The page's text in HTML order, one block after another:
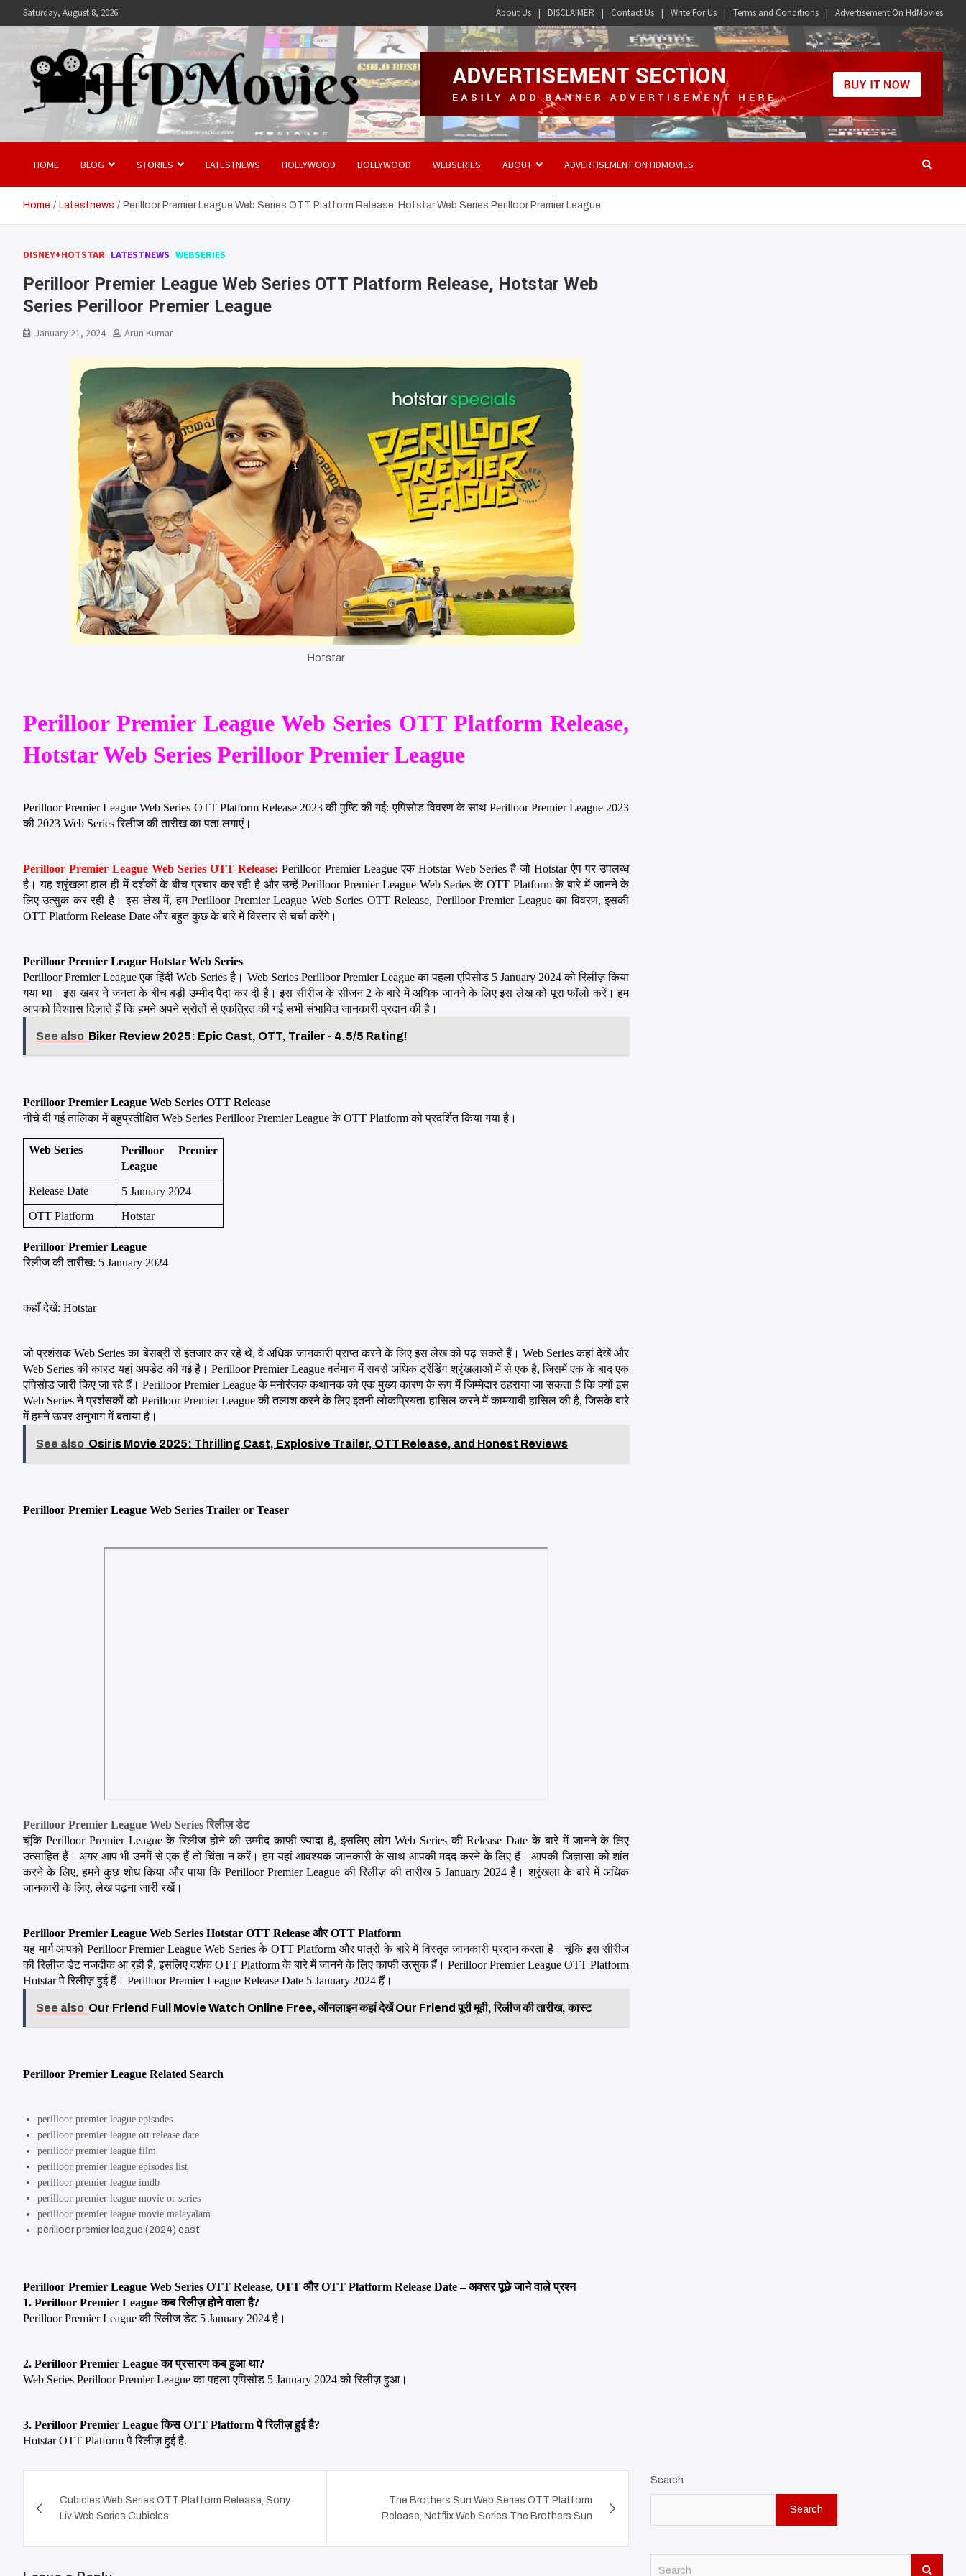
Saturday, August 8, 2026 About Us DISCLAIMER Contact Us Write For Us Terms and Conditions Advertisement On HdMovies
Hdmovies
HOME BLOG STORIES LATESTNEWS HOLLYWOOD BOLLYWOOD WEBSERIES ABOUT ADVERTISEMENT ON HDMOVIES
Home Latestnews Perilloor Premier League Web Series OTT Platform Release, Hotstar Web Series Perilloor Premier League
DISNEY+HOTSTAR LATESTNEWS WEBSERIES
Perilloor Premier League Web Series OTT Platform Release, Hotstar Web
Series Perilloor Premier League
January 21, 2024 Arun Kumar
Hotstar
Perilloor Premier League Web Series OTT Platform Release,
Hotstar Web Series Perilloor Premier League
Perilloor Premier League Web Series OTT Platform Release 2023 की पुष्टि की गई: एपिसोड विवरण के साथ Perilloor Premier League 2023
की 2023 Web Series रिलीज की तारीख का पता लगाएं।
Perilloor Premier League Web Series OTT Release: Perilloor Premier League एक Hotstar Web Series है जो Hotstar ऐप पर उपलब्ध
है। यह श्रृंखला हाल ही में दर्शकों के बीच प्रचार कर रही है और उन्हें Perilloor Premier League Web Series के OTT Platform के बारे में जानने के
लिए उत्सुक कर रही है। इस लेख में, हम Perilloor Premier League Web Series OTT Release, Perilloor Premier League का विवरण, इसकी
OTT Platform Release Date और बहुत कुछ के बारे में विस्तार से चर्चा करेंगे।
Perilloor Premier League Hotstar Web Series
Perilloor Premier League एक हिंदी Web Series है। Web Series Perilloor Premier League का पहला एपिसोड 5 January 2024 को रिलीज़ किया
गया था। इस खबर ने जनता के बीच बड़ी उम्मीद पैदा कर दी है। इस सीरीज के सीजन 2 के बारे में अधिक जानने के लिए इस लेख को पूरा फॉलो करें। हम
आपको विश्वास दिलाते हैं कि हमने अपने स्रोतों से एकत्रित की गई सभी संभावित जानकारी प्रदान की है।
See also Biker Review 2025: Epic Cast, OTT, Trailer - 4.5/5 Rating!
Perilloor Premier League Web Series OTT Release
नीचे दी गई तालिका में बहुप्रतीक्षित Web Series Perilloor Premier League के OTT Platform को प्रदर्शित किया गया है।
Web Series
Perilloor Premier
League
Release Date
5 January 2024
OTT Platform
Hotstar
Perilloor Premier League
रिलीज की तारीख: 5 January 2024
कहाँ देखें: Hotstar
जो प्रशंसक Web Series का बेसब्री से इंतजार कर रहे थे, वे अधिक जानकारी प्राप्त करने के लिए इस लेख को पढ़ सकते हैं। Web Series कहां देखें और
Web Series की कास्ट यहां अपडेट की गई है। Perilloor Premier League वर्तमान में सबसे अधिक ट्रेंडिंग श्रृंखलाओं में से एक है, जिसमें एक के बाद एक
एपिसोड जारी किए जा रहे हैं। Perilloor Premier League के मनोरंजक कथानक को एक मुख्य कारण के रूप में जिम्मेदार ठहराया जा सकता है कि क्यों इस
Web Series ने प्रशंसकों को Perilloor Premier League की तलाश करने के लिए इतनी लोकप्रियता हासिल करने में कामयाबी हासिल की है, जिसके बारे
में हमने ऊपर अनुभाग में बताया है।
See also Osiris Movie 2025: Thrilling Cast, Explosive Trailer, OTT Release, and Honest Reviews
Perilloor Premier League Web Series Trailer or Teaser
Perilloor Premier League Web Series रिलीज़ डेट
चूंकि Perilloor Premier League के रिलीज होने की उम्मीद काफी ज्यादा है, इसलिए लोग Web Series की Release Date के बारे में जानने के लिए
उत्साहित हैं। अगर आप भी उनमें से एक हैं तो चिंता न करें। हम यहां आवश्यक जानकारी के साथ आपकी मदद करने के लिए हैं। आपकी जिज्ञासा को शांत
करने के लिए, हमने कुछ शोध किया और पाया कि Perilloor Premier League की रिलीज़ की तारीख 5 January 2024 है। श्रृंखला के बारे में अधिक
जानकारी के लिए, लेख पढ़ना जारी रखें।
Perilloor Premier League Web Series Hotstar OTT Release और OTT Platform
यह मार्ग आपको Perilloor Premier League Web Series के OTT Platform और पात्रों के बारे में विस्तृत जानकारी प्रदान करता है। चूंकि इस सीरीज
की रिलीज डेट नजदीक आ रही है, इसलिए दर्शक OTT Platform के बारे में जानने के लिए काफी उत्सुक हैं। Perilloor Premier League OTT Platform
Hotstar पे रिलीज़ हुई हैं। Perilloor Premier League Release Date 5 January 2024 हैं।
See also Our Friend Full Movie Watch Online Free, ऑनलाइन कहां देखें Our Friend पूरी मूवी, रिलीज की तारीख, कास्ट
Perilloor Premier League Related Search
perilloor premier league episodes
perilloor premier league ott release date
perilloor premier league film
perilloor premier league episodes list
perilloor premier league imdb
perilloor premier league movie or series
perilloor premier league movie malayalam
perilloor premier league (2024) cast
Perilloor Premier League Web Series OTT Release, OTT और OTT Platform Release Date – अक्सर पूछे जाने वाले प्रश्न
1. Perilloor Premier League कब रिलीज़ होने वाला है?
Perilloor Premier League की रिलीज डेट 5 January 2024 है।
2. Perilloor Premier League का प्रसारण कब हुआ था?
Web Series Perilloor Premier League का पहला एपिसोड 5 January 2024 को रिलीज़ हुआ।
3. Perilloor Premier League किस OTT Platform पे रिलीज़ हुई है?
Hotstar OTT Platform पे रिलीज़ हुई है.
navigation
Cubicles Web Series OTT Platform Release, Sony
Liv Web Series Cubicles
The Brothers Sun Web Series OTT Platform
Release, Netflix Web Series The Brothers Sun
Search
Search